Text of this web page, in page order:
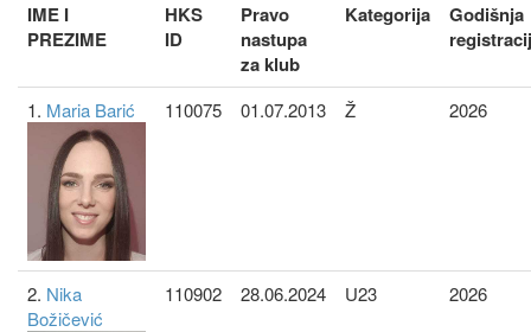
IME I
PREZIME
HKS
ID
Pravo
nastupa
za klub
Kategorija
Godišnja
1. Maria Barić 110075 01.07.2013 Ž 2026
2. Nika
Božičević
110902 28.06.2024 U23 2026